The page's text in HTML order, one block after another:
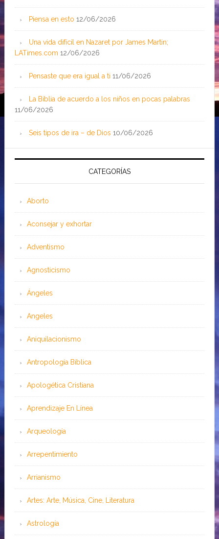
Piensa en esto 12/06/2026
Una vida difícil en Nazaret por James Martin;
LATimes.com 12/06/2026
Pensaste que era igual a ti 11/06/2026
La Biblia de acuerdo a los niños en pocas palabras
11/06/2026
Seis tipos de ira – de Dios 10/06/2026
CATEGORÍAS
Aborto
Aconsejar y exhortar
Adventismo
Agnosticismo
Ángeles
Angeles
Aniquilacionismo
Antropología Bíblica
Apologética Cristiana
Aprendizaje En Línea
Arqueología
Arrepentimiento
Arrianismo
Artes: Arte, Música, Cine, Literatura
Astrología